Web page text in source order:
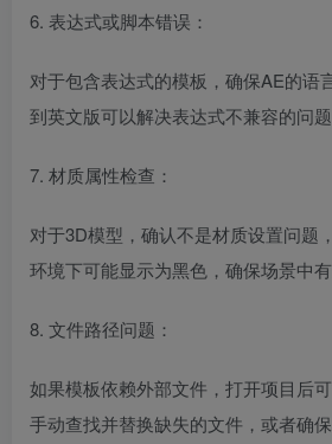
6. 表达式或脚本错误：
对于包含表达式的模板，确保AE的语
到英文版可以解决表达式不兼容的问题
7. 材质属性检查：
对于3D模型，确认不是材质设置问题
环境下可能显示为黑色，确保场景中有
8. 文件路径问题：
如果模板依赖外部文件，打开项目后可
手动查找并替换缺失的文件，或者确